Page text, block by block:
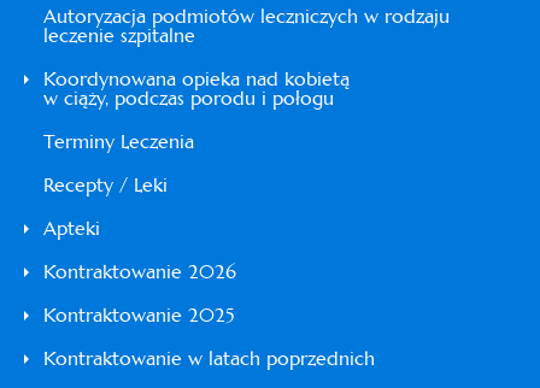
Autoryzacja podmiotów leczniczych w rodzaju
leczenie szpitalne
Koordynowana opieka nad kobietą
w ciąży, podczas porodu i połogu
Terminy Leczenia
Recepty / Leki
Apteki
Kontraktowanie 2026
Kontraktowanie 2025
Kontraktowanie w latach poprzednich